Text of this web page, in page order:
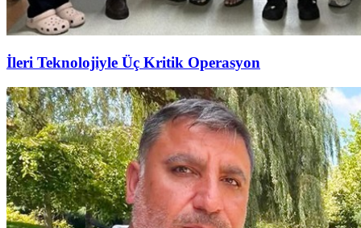
İleri Teknolojiyle Üç Kritik Operasyon